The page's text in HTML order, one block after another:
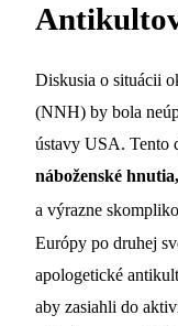
Diskusia o situácii
(NNH) by bola
ústavy USA. Tento
náboženské
a výrazne
Európy po druhej
apologetické
aby zasiahli do